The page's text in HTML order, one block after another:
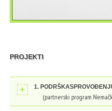
PROJEKTI
1.
(partnerski program